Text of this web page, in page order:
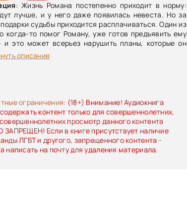
: Жизнь Романа постепенно приходит в норму:
лучше, и у него даже появилась невеста. Но за
судьбы приходится расплачиваться. Один из
когда-то помог Роману, уже готов предъявить ему
и это может всерьез нарушить планы, которые он
описание
ограничения: (18+) Внимание! Аудиокнига
контент только для совершеннолетних.
просмотр данного контента
ЗАПРЕЩЕН! Если в книге присутствует наличие
ЛГБТ и другого, запрещенного контента -
написать на почту для удаления материала.